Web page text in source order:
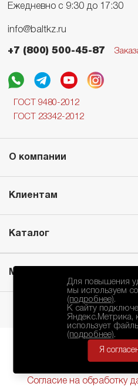
Ежедневно с 9:30 до 17:30
info@baltkz.ru
+7 (800) 500-45-87
ГОСТ 9480-2012
ГОСТ 23342-2012
О компании
Клиентам
Каталог
Месторождение
Согласие на обработку
Для повышения
мы используем
(подробнее).
К сайту
Яндекс.Метрика,
использует
(подробнее).
Я